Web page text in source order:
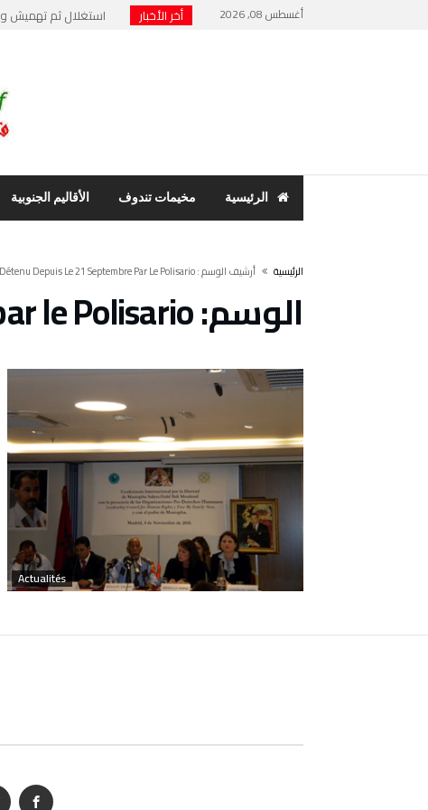
أغسطس 08, 2026 أخر الأخبار
استغلال ثم تهميش
حنفية ماء تشعل
مخيمات تندوف:
بسبب فضح الفساد
الرئيسية مخيمات تندوف الأقاليم الجنوبية
‫الرئيسية‬ ‫أرشيف الوسم :‬ Détenu Depuis Le 21 Septembre Par Le Polisario
الوسم:le Polisario
Actualités